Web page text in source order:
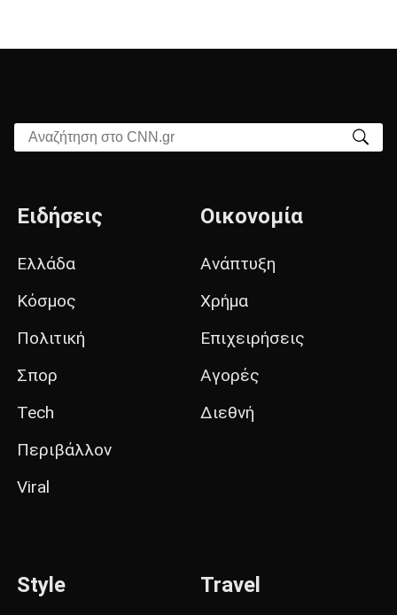
Αναζήτηση στο CNN.gr
Ειδήσεις
Ελλάδα
Κόσμος
Πολιτική
Σπορ
Tech
Περιβάλλον
Viral
Οικονομία
Ανάπτυξη
Χρήμα
Επιχειρήσεις
Αγορές
Διεθνή
Style Travel